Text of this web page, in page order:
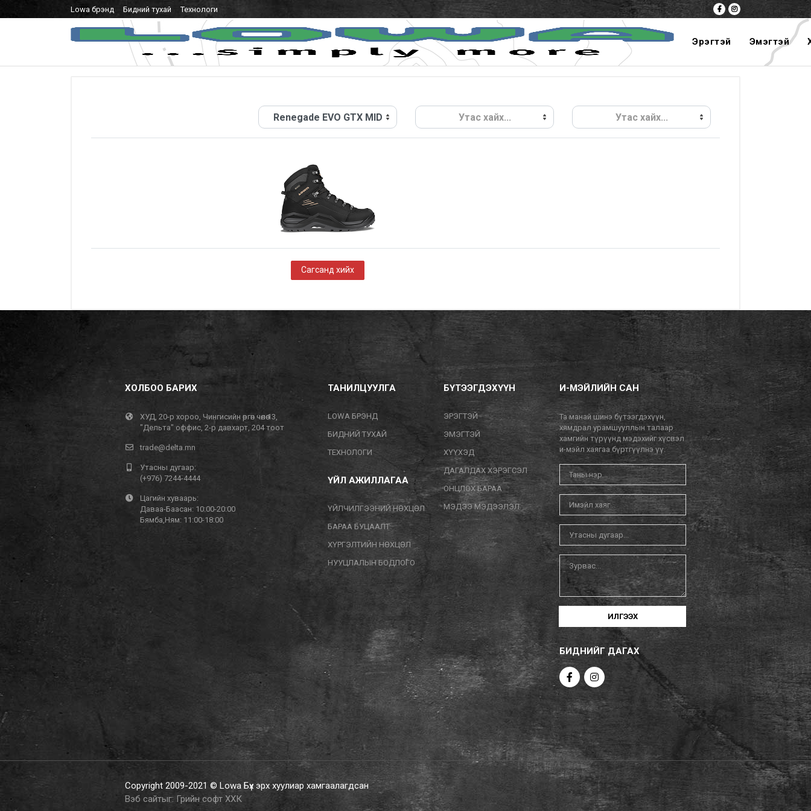
Lowa брэнд Бидний тухай Технологи
Эрэгтэй Эмэгтэй
Renegade EVO GTX MID Утас хайх... Утас хайх...
Сагсанд хийх
ХОЛБОО БАРИХ
ХУД, 20-р хороо, Чингисийн өргөн чөлөө 13,
"Дельта" оффис, 2-р давхарт, 204 тоот
trade@delta.mn
Утасны дугаар:
(+976) 7244-4444
Цагийн хуваарь:
Даваа-Баасан: 10:00-20:00
Бямба,Ням: 11:00-18:00
ТАНИЛЦУУЛГА
LOWA БРЭНД
БИДНИЙ ТУХАЙ
ТЕХНОЛОГИ
ҮЙЛ АЖИЛЛАГАА
ҮЙЛЧИЛГЭЭНИЙ НӨХЦӨЛ
БАРАА БУЦААЛТ
ХҮРГЭЛТИЙН НӨХЦӨЛ
НУУЦЛАЛЫН БОДЛОГО
БҮТЭЭГДЭХҮҮН
ЭРЭГТЭЙ
ЭМЭГТЭЙ
ХҮҮХЭД
ДАГАЛДАХ ХЭРЭГСЭЛ
ОНЦЛОХ БАРАА
МЭДЭЭ МЭДЭЭЛЭЛ
И-МЭЙЛИЙН САН
Та манай шинэ бүтээгдэхүүн,
хямдрал урамшууллын талаар
хамгийн түрүүнд мэдэхийг хүсвэл
и-мэйл хаягаа бүртгүүлнэ үү.
ИЛГЭЭХ
БИДНИЙГ ДАГАХ
Copyright 2009-2021 © Lowa Бүх эрх хуулиар хамгаалагдсан
Вэб сайтыг: Грийн софт ХХК